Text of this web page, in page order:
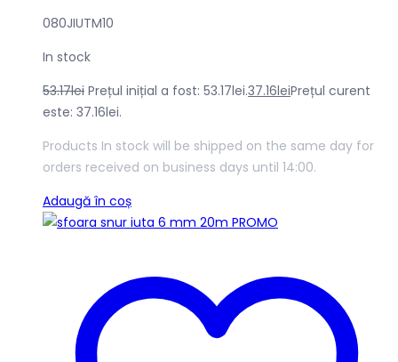
080JIUTM10
In stock
53.17lei Prețul inițial a fost: 53.17lei.37.16leiPrețul curent
este: 37.16lei.
Products In stock will be shipped on the same day for
orders received on business days until 14:00.
Adaugă în coș